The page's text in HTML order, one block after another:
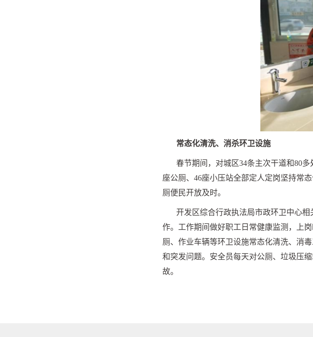
常态化清洗、消杀环卫设施
春节期间，对城区34条主次干道和80多
座公厕、 46座小压站全部定人定岗坚持常
厕便民开放及时。
开发区综合行政执法局市政环卫中心
作。工作期间做好职工日常健康监测，上
厕、作业车辆等环卫设施常态化清洗、消
和突发问题。安全员每天对公厕、垃圾压
故。